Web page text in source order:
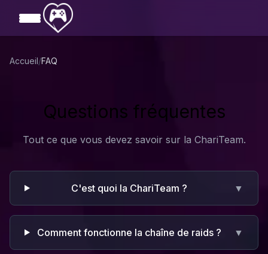
Accueil/FAQ
Questions fréquentes
Tout ce que vous devez savoir sur la ChariTeam.
C'est quoi la ChariTeam ? ▼
Comment fonctionne la chaîne de raids ? ▼